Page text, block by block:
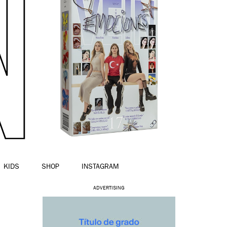
KIDS SHOP INSTAGRAM
ADVERTISING